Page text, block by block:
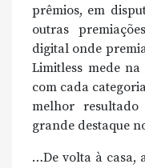
prêmios, em
outras
digital onde
Limitless mede
com cada
melhor
grande destaque
…De volta à casa,